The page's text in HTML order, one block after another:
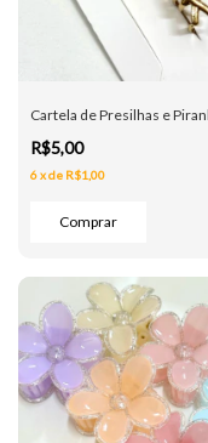
Cartela de Presilhas e
R$5,00
6xde R$1,00